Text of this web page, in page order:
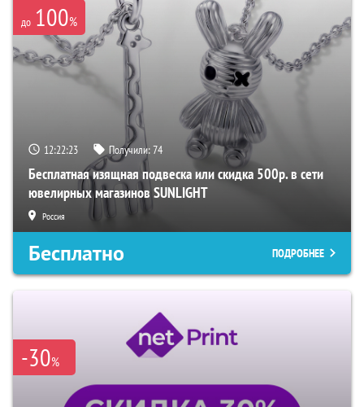
до 100%
12:22:22 Получили:74
Бесплатная изящная подвеска или скидка 500р. в сети
ювелирных магазинов SUNLIGHT
Россия
Бесплатно ПОДРОБНЕЕ
-30%